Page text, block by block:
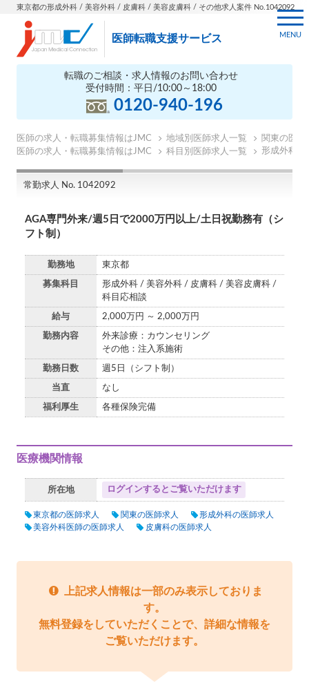
東京都の形成外科 / 美容外科 / 皮膚科 / 美容皮膚科 / その他求人案件 No.1042092
医師転職支援サービス
転職のご相談・求人情報のお問い合わせ
受付時間：平日/10:00～18:00
0120-940-196
MENU
医師の求人・転職募集情報はJMC 地域別医師求人一覧
関東の医師
医師の求人・転職募集情報はJMC
科目別医師求人一覧 形成外科の
常勤求人 No. 1042092
AGA専門外来/週5日で2000万円以上/土日祝勤務有（シ
フト制）
勤務地 東京都
募集科目
形成外科 / 美容外科 / 皮膚科 / 美容皮膚科 /
科目応相談
給与 2,000万円 ～ 2,000万円
勤務内容
外来診療：カウンセリング
その他：注入系施術
勤務日数 週5日（シフト制）
当直 なし
福利厚生 各種保険完備
医療機関情報
所在地 ログインするとご覧いただけます
東京都の医師求人 関東の医師求人
形成外科の医師求人
美容外科医師の医師求人
皮膚科の医師求人
上記求人情報は一部のみ表示しておりま
す。
無料登録をしていただくことで、詳細な情報を
ご覧いただけます。